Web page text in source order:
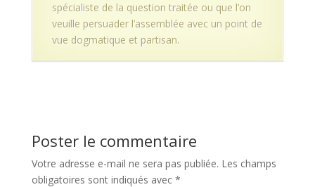
spécialiste de la question traitée ou que l’on
veuille persuader l’assemblée avec un point de
vue dogmatique et partisan.
Poster le commentaire
Votre adresse e-mail ne sera pas publiée. Les champs
obligatoires sont indiqués avec *